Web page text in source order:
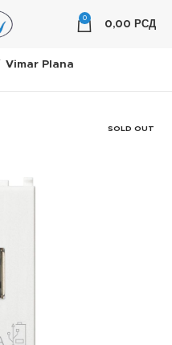
0
0,00 РСД
Vimar Plana
SOLD OUT